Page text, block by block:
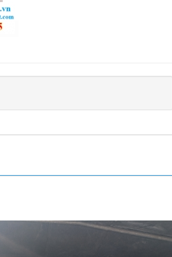
kcal/hr